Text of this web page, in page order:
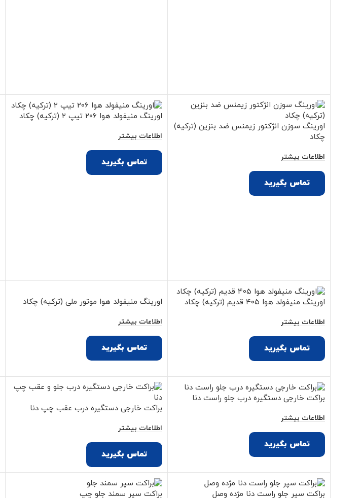
اورینگ سوزن انژکتور زیمنس ضد بنزین (ترکیه)
چکاد
اطلاعات بیشتر
تماس بگیرید
اورینگ منیفولد هوا ۲۰۶ تیپ ۲ (ترکیه) چکاد
اطلاعات بیشتر
تماس بگیرید
اورینگ منیفولد هوا ۴۰۵ قدیم (ترکیه) چکاد
اطلاعات بیشتر
تماس بگیرید
اورینگ منیفولد هوا موتور ملی (ترکیه) چکاد
اطلاعات بیشتر
تماس بگیرید
براکت خارجی دستگیره درب جلو راست دنا
اطلاعات بیشتر
تماس بگیرید
براکت خارجی دستگیره درب عقب چپ دنا
اطلاعات بیشتر
تماس بگیرید
براکت سپر جلو راست دنا مژده وصل براکت سپر سمند جلو چپ